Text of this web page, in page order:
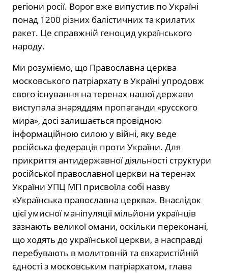
регіони росії. Ворог вже випустив по Україні
понад 1200 різних балістичних та крилатих
ракет. Це справжній геноцид українського
народу.
Ми розуміємо, що Православна церква
московського патріархату в Україні упродовж
свого існування на теренах нашої держави
виступала знаряддям пропаганди «русского
мира», досі залишається провідною
інформаційною силою у війні, яку веде
російська федерація проти України. Для
прикриття антидержавної діяльності структури
російської православної церкви на теренах
України УПЦ МП присвоїла собі назву
«Українська православна церква». Внаслідок
цієї умисної маніпуляції мільйони українців
зазнають великої омани, оскільки переконані,
що ходять до української церкви, а насправді
перебувають в молитовній та євхаристійній
єдності з московським патріархатом, глава